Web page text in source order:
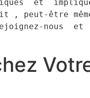
, peut-être
nous  et